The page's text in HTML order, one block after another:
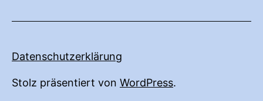
Datenschutzerklärung
Stolz präsentiert von WordPress.